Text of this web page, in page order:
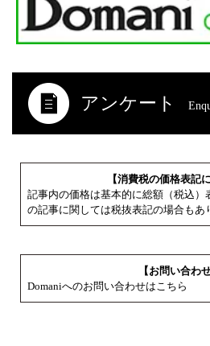
アンケート
【消費税の価格表記
記事内の価格は基本的に総額（税込）
の記事に関しては税抜表記の場合もあ
【お問い合わせ
Domaniへのお問い合わせはこちら